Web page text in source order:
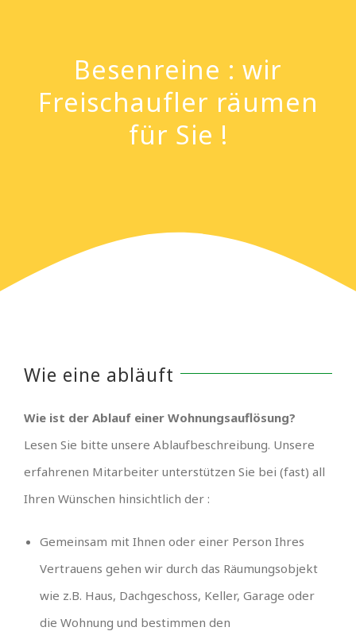
Besenreine : wir
Freischaufler räumen
für Sie !
Wie eine abläuft
Wie ist der Ablauf einer Wohnungsauflösung?
Lesen Sie bitte unsere Ablaufbeschreibung. Unsere
erfahrenen Mitarbeiter unterstützen Sie bei (fast) all
Ihren Wünschen hinsichtlich der :
Gemeinsam mit Ihnen oder einer Person Ihres
Vertrauens gehen wir durch das Räumungsobjekt
wie z.B. Haus, Dachgeschoss, Keller, Garage oder
die Wohnung und bestimmen den